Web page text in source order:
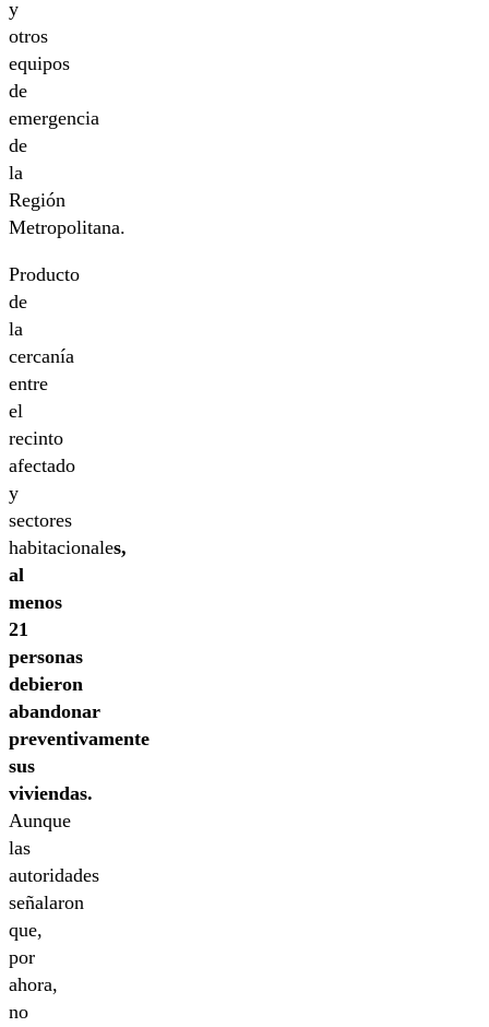
y
otros
equipos
de
emergencia
de
la
Región
Metropolitana.
Producto
de
la
cercanía
entre
el
recinto
afectado
y
sectores
habitacionales,
al
menos
21
personas
debieron
abandonar
preventivamente
sus
viviendas.
Aunque
las
autoridades
señalaron
que,
por
ahora,
no